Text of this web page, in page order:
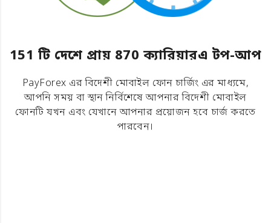
151 টি দেশে প্রায় 870 ক্যারিয়ারএ টপ-আপ
PayForex এর বিদেশী মোবাইল ফোন চার্জিং এর মাধ্যমে,
আপনি সময় বা স্থান নির্বিশেষে আপনার বিদেশী মোবাইল
ফোনটি যখন এবং যেখানে আপনার প্রয়োজন হবে চার্জ করতে
পারবেন।